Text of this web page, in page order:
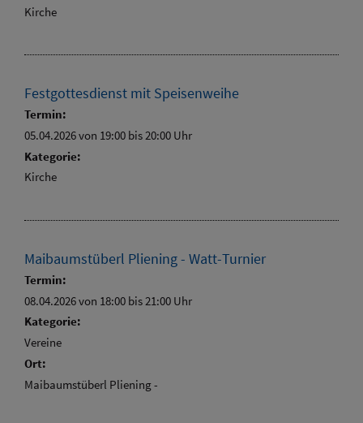
Kirche
Festgottesdienst mit Speisenweihe
Termin:
05.04.2026 von 19:00 bis 20:00 Uhr
Kategorie:
Kirche
Maibaumstüberl Pliening - Watt-Turnier
Termin:
08.04.2026 von 18:00 bis 21:00 Uhr
Kategorie:
Vereine
Ort:
Maibaumstüberl Pliening -